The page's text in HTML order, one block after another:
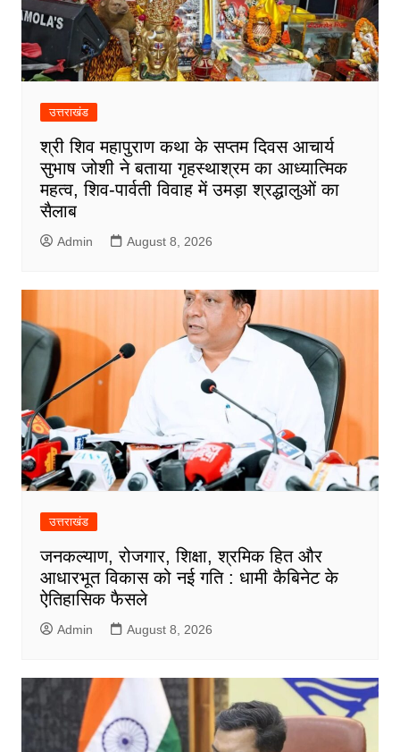
उत्तराखंड
श्री शिव महापुराण कथा के सप्तम दिवस आचार्य
सुभाष जोशी ने बताया गृहस्थाश्रम का आध्यात्मिक
महत्व, शिव-पार्वती विवाह में उमड़ा श्रद्धालुओं का
सैलाब
Admin August 8, 2026
उत्तराखंड
जनकल्याण, रोजगार, शिक्षा, श्रमिक हित और
आधारभूत विकास को नई गति : धामी कैबिनेट के
ऐतिहासिक फैसले
Admin August 8, 2026